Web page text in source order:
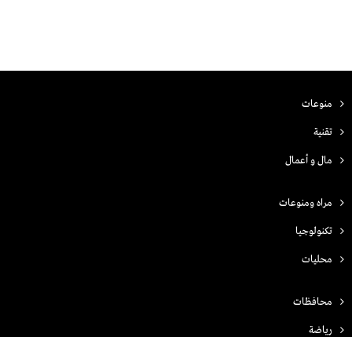
منوعات
تقنية
مال و أعمال
مراه ومنوعات
تكنولوجيا
محليات
محافظات
رياضة